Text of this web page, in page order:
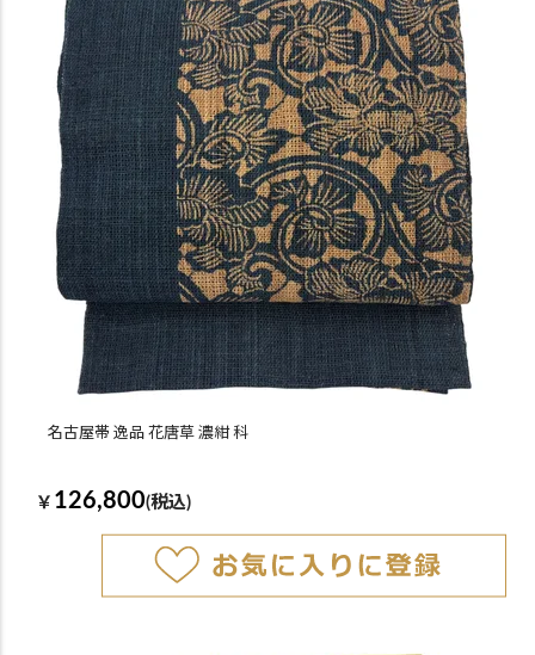
名古屋帯 逸品 花唐草 濃紺 科
￥ 126,800(税込)